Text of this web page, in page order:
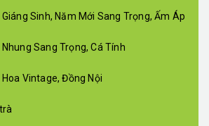
Giáng Sinh, Năm Mới Sang Trọng, Ấm Áp
Nhung Sang Trọng, Cá Tính
Hoa Vintage, Đồng Nội